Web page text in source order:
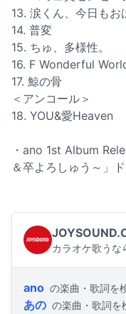
13. 涙くん、今日もお
14. 普変
15. ちゅ、多様性。
16. F Wonderful
17. 鯨の骨
＜アンコール＞
18. YOU&愛Heaven
・ano 1st Album
＆卒よろしゅう～」
カラオケ歌うな
ano の楽曲・歌詞を
あの の楽曲・歌詞を